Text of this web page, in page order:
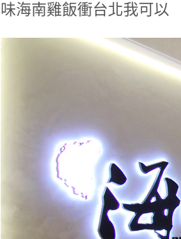
味海南雞飯衝台北我可以